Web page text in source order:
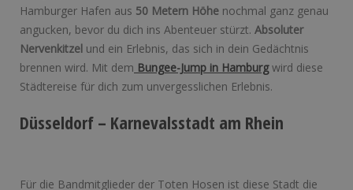
Hamburger Hafen aus 50 Metern Höhe nochmal ganz genau
angucken, bevor du dich ins Abenteuer stürzt. Absoluter
Nervenkitzel und ein Erlebnis, das sich in dein Gedächtnis
brennen wird. Mit dem Bungee-Jump in Hamburgwird diese
Städtereise für dich zum unvergesslichen Erlebnis.
Düsseldorf – Karnevalsstadt am Rhein
Für die Bandmitglieder der Toten Hosen ist diese Stadt die